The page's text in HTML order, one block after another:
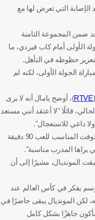
الإصابة التي تعرض لها مع
ضمن المجموعة الثامنة
الأولى أمام كاب فيردي، ما
حظوظه في التأهل.
الجولة الأولى، لكنه لم
RTVE)، أوضح يامال أنه لا يرى
قائلًا "لا أعتقد أنني مستعد
داعي للاستعجال".
وأضاف "ما زلت أمر بمرحلة التأقلم، وليس الوقت المناسب للعب 90 دقيقة
يراها المدرب مناسبة".
المونديال، مشيرًا إلى أن
يفكر في كأس العالم عند
لكن المونديال يبقى حاضرًا في
جاهزًا بشكل كامل